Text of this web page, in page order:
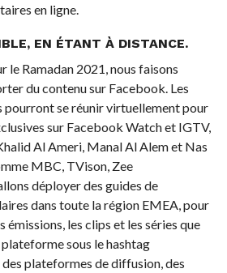
en ligne.
EN ÉTANT À DISTANCE.
le Ramadan 2021, nous faisons
du contenu sur Facebook. Les
pourront se réunir virtuellement pour
sur Facebook Watch et IGTV,
Al Ameri, Manal Al Alem et Nas
MBC, TVison, Zee
déployer des guides de
dans toute la région EMEA, pour
émissions, les clips et les séries que
sous le hashtag
plateformes de diffusion, des